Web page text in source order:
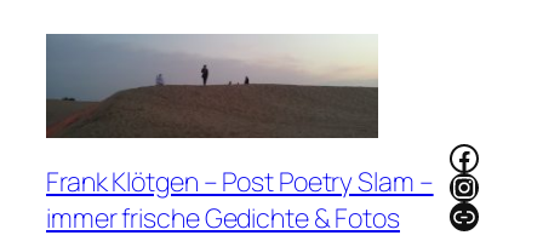
Frank Klötgen – Post Poetry Slam –
immer frische Gedichte & Fotos
Link